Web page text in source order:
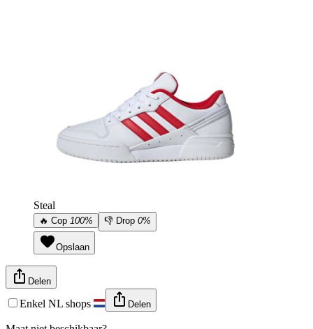
Steal
🔥 Cop 100% 👎 Drop 0%
Opslaan
Delen
Enkel NL shops Delen